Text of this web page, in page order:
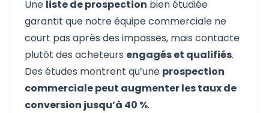
Une liste de prospection bien étudiée
garantit que notre équipe commerciale ne
court pas après des impasses, mais contacte
plutôt des acheteurs engagés et qualifiés.
Des études montrent qu’une prospection
commerciale peut augmenter les taux de
conversion jusqu’à 40 %.